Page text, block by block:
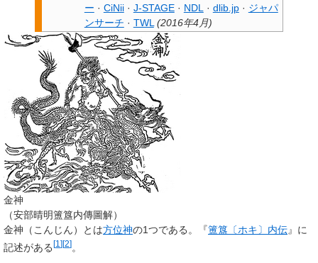
ー · CiNii · J-STAGE · NDL · dlib.jp · ジャパ
ンサーチ · TWL (2016年4月)
金神
（安部晴明簠簋内傳圖解）
金神 （こんじん）とは方位神の1つである。『簠簋〔ホキ〕内伝』に
記述がある[1 ][2]。